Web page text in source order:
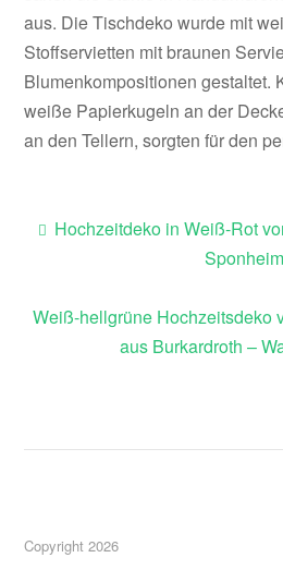
aus. Die Tischdeko wurde mit
Stoffservietten mit braunen
Blumenkompositionen gestaltet.
weiße Papierkugeln an der
an den Tellern, sorgten für den
Beitragsnavigation
Hochzeitdeko in Weiß-Rot
Sponheim
Weiß-hellgrüne Hochzeitsdeko
aus Burkardroth –
Copyright 2026